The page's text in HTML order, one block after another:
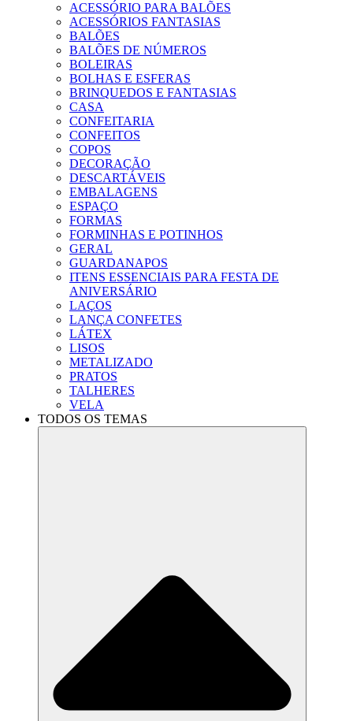
ACESSÓRIO PARA BALÕES
ACESSÓRIOS FANTASIAS
BALÕES
BALÕES DE NÚMEROS
BOLEIRAS
BOLHAS E ESFERAS
BRINQUEDOS E FANTASIAS
CASA
CONFEITARIA
CONFEITOS
COPOS
DECORAÇÃO
DESCARTÁVEIS
EMBALAGENS
ESPAÇO
FORMAS
FORMINHAS E POTINHOS
GERAL
GUARDANAPOS
ITENS ESSENCIAIS PARA FESTA DE
ANIVERSÁRIO
LAÇOS
LANÇA CONFETES
LÁTEX
LISOS
METALIZADO
PRATOS
TALHERES
VELA
TODOS OS TEMAS